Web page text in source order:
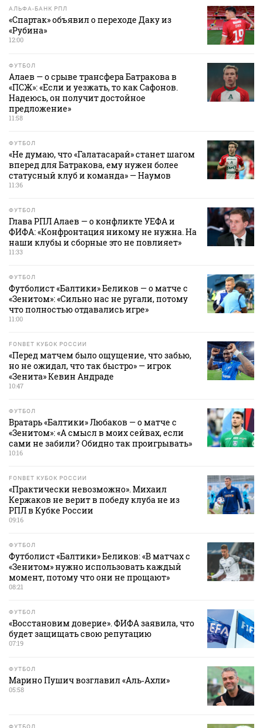
АЛЬФА-БАНК РПЛ
«Спартак» объявил о переходе Даку из
«Рубина»
12:00
ФУТБОЛ
Алаев — о срыве трансфера Батракова в
«ПСЖ»: «Если и уезжать, то как Сафонов.
Надеюсь, он получит достойное
предложение»
11:58
ФУТБОЛ
«Не думаю, что «Галатасарай» станет шагом
вперед для Батракова, ему нужен более
статусный клуб и команда» — Наумов
11:36
ФУТБОЛ
Глава РПЛ Алаев — о конфликте УЕФА и
ФИФА: «Конфронтация никому не нужна. На
наши клубы и сборные это не повлияет»
11:33
ФУТБОЛ
Футболист «Балтики» Беликов — о матче с
«Зенитом»: «Сильно нас не ругали, потому
что полностью отдавались игре»
11:00
FONBET КУБОК РОССИИ
«Перед матчем было ощущение, что забью,
но не ожидал, что так быстро» — игрок
«Зенита» Кевин Андраде
10:47
ФУТБОЛ
Вратарь «Балтики» Любаков — о матче с
«Зенитом»: «А смысл в моих сейвах, если
сами не забили? Обидно так проигрывать»
10:16
FONBET КУБОК РОССИИ
«Практически невозможно». Михаил
Кержаков не верит в победу клуба не из
РПЛ в Кубке России
09:16
ФУТБОЛ
Футболист «Балтики» Беликов: «В матчах с
«Зенитом» нужно использовать каждый
момент, потому что они не прощают»
08:21
ФУТБОЛ
«Восстановим доверие». ФИФА заявила, что
будет защищать свою репутацию
07:19
ФУТБОЛ
Марино Пушич возглавил «Аль‑Ахли»
05:58
ФУТБОЛ